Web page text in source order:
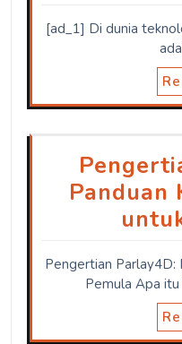
[ad_1] Di dunia
Panduan
Pengertian Parlay4D:
Pemula Apa